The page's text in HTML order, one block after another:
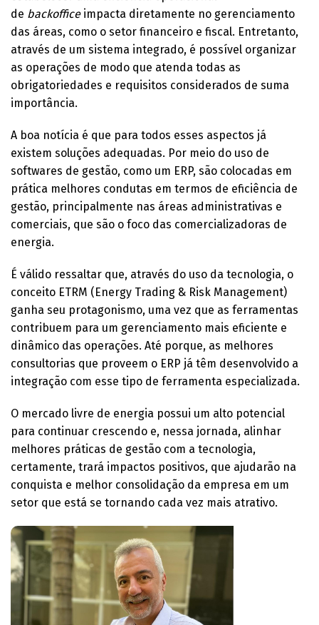
de backofficeimpacta diretamente no gerenciamento
das áreas, como o setor financeiro e fiscal. Entretanto,
através de um sistema integrado, é possível organizar
as operações de modo que atenda todas as
obrigatoriedades e requisitos considerados de suma
importância.
A boa notícia é que para todos esses aspectos já
existem soluções adequadas. Por meio do uso de
softwares de gestão, como um ERP, são colocadas em
prática melhores condutas em termos de eficiência de
gestão, principalmente nas áreas administrativas e
comerciais, que são o foco das comercializadoras de
energia.
É válido ressaltar que, através do uso da tecnologia, o
conceito ETRM (Energy Trading & Risk Management)
ganha seu protagonismo, uma vez que as ferramentas
contribuem para um gerenciamento mais eficiente e
dinâmico das operações. Até porque, as melhores
consultorias que proveem o ERP já têm desenvolvido a
integração com esse tipo de ferramenta especializada.
O mercado livre de energia possui um alto potencial
para continuar crescendo e, nessa jornada, alinhar
melhores práticas de gestão com a tecnologia,
certamente, trará impactos positivos, que ajudarão na
conquista e melhor consolidação da empresa em um
setor que está se tornando cada vez mais atrativo.